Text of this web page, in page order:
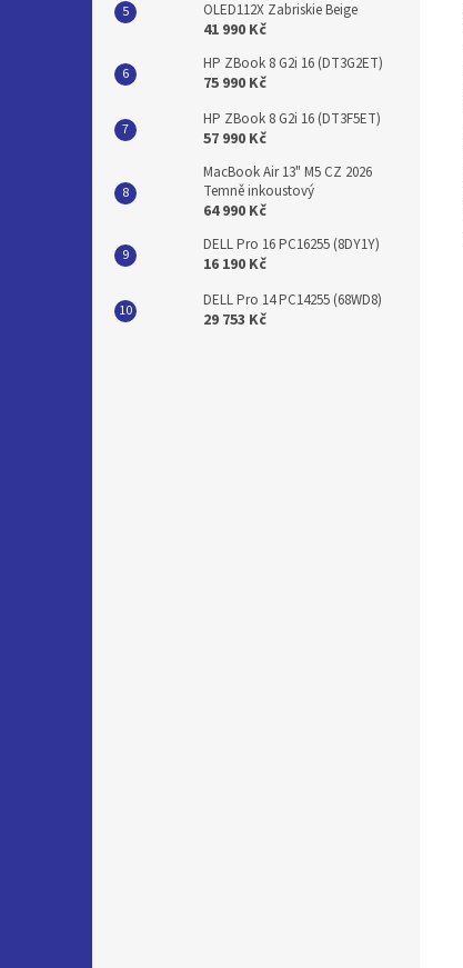
OLED112X Zabriskie Beige
41 990 Kč
HP ZBook 8 G2i 16 (DT3G2ET)
75 990 Kč
HP ZBook 8 G2i 16 (DT3F5ET)
57 990 Kč
MacBook Air 13" M5 CZ 2026
Temně inkoustový
64 990 Kč
DELL Pro 16 PC16255 (8DY1Y)
16 190 Kč
DELL Pro 14 PC14255 (68WD8)
29 753 Kč